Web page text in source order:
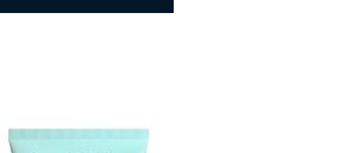
17.900 Ft. 16.900 Ft.